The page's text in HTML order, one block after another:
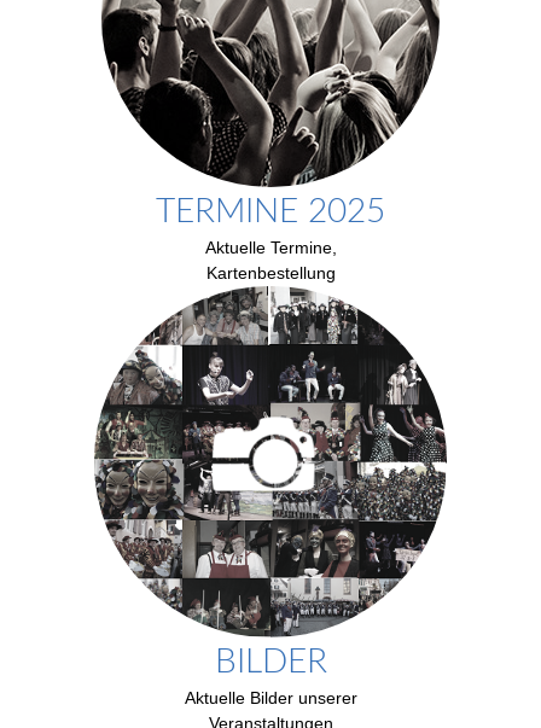
TERMINE 2025
Aktuelle Termine,
Kartenbestellung
BILDER
Aktuelle Bilder unserer
Veranstaltungen